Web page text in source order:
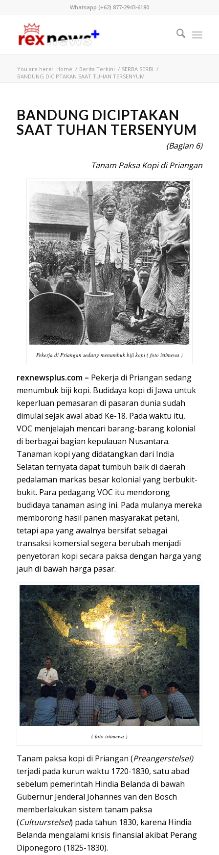
Whatsapp (+62) 877-2943-6180
You are here: Home / Berita Terkini / SERBA SERBI /
BANDUNG DICIPTAKAN SAAT TUHAN TERSENYUM
BANDUNG DICIPTAKAN
SAAT TUHAN TERSENYUM
(Bagian 6)
Tanam Paksa Kopi di Priangan
Pekerja di Priangan sedang menumbuk biji kopi ( foto istimewa )
rexnewsplus.com – Pekerja di Priangan sedang
menumbuk biji kopi. Budidaya kopi di Jawa untuk
keperluan pemasaran di pasaran dunia sudah
dimulai sejak awal abad Ke-18. Pada waktu itu,
VOC menjelajah mencari barang-barang kolonial
di berbagai bagian kepulauan Nusantara.
Tanaman kopi yang didatangkan dari India
Selatan ternyata dapat tumbuh baik di daerah
pedalaman markas besar kolonial yang berbukit-
bukit. Para pedagang VOC itu mendorong
budidaya tanaman asing ini. Pada mulanya mereka
memborong hasil panen masyarakat petani,
tetapi apa yang awalnya bersifat sebagai
transaksi komersial segera berubah menjadi
penyetoran kopi secara paksa dengan harga yang
jauh di bawah harga pasar.
( foto istimewa )
Tanam paksa kopi di Priangan (Preangerstelsel)
terjadi pada kurun waktu 1720-1830, satu abad
sebelum pemerintah Hindia Belanda di bawah
Gubernur Jenderal Johannes van den Bosch
memberlakukan sistem tanam paksa
(Cultuurstelsel) pada tahun 1830, karena Hindia
Belanda mengalami krisis finansial akibat Perang
Diponegoro (1825-1830).